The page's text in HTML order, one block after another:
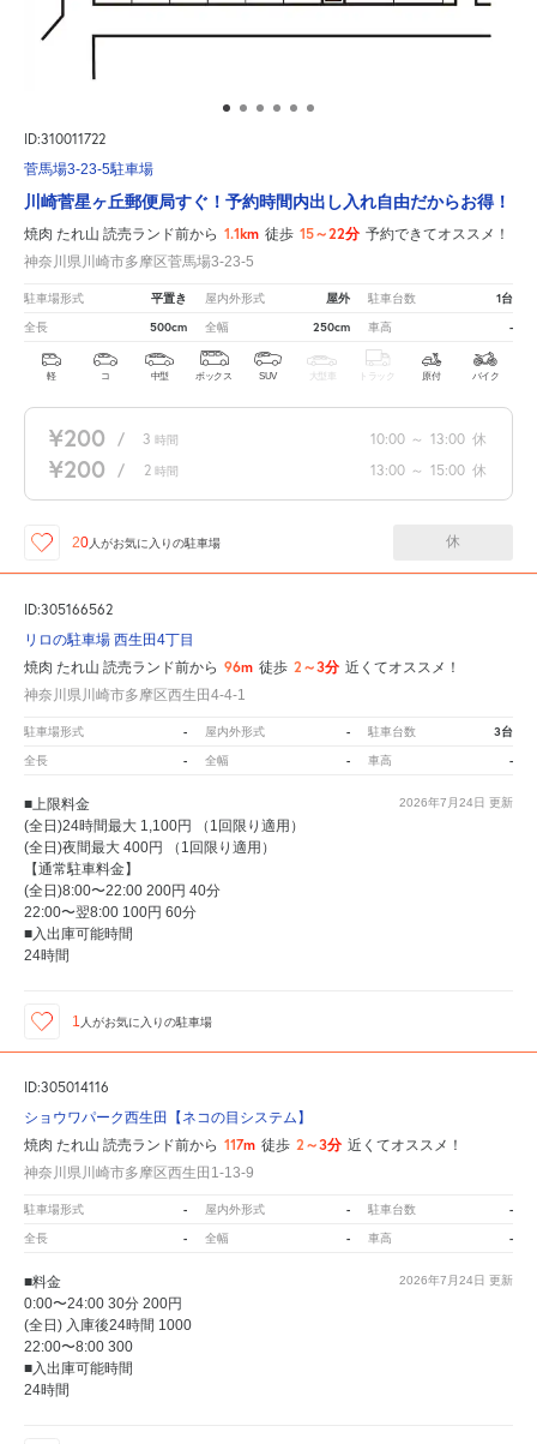
ID:310011722
菅馬場3-23-5駐車場
川崎菅星ヶ丘郵便局すぐ！予約時間内出し入れ自由だからお得！
焼肉 たれ山 読売ランド前から 1.1km 徒歩 15～22分 予約できてオススメ！
神奈川県川崎市多摩区菅馬場3-23-5
駐車場形式 平置き 屋内外形式 屋外 駐車台数 1台
全長 500cm 全幅 250cm 車高 -
軽 コ 中型 ボックス SUV 大型車 トラック 原付 バイク
¥200 / 3 時間 10:00 ～ 13:00 休
¥200 / 2 時間 13:00 ～ 15:00 休
20 人がお気に入りの駐車場 休
ID:305166562
リロの駐車場 西生田4丁目
焼肉 たれ山 読売ランド前から 96m 徒歩 2～3分 近くてオススメ！
神奈川県川崎市多摩区西生田4-4-1
駐車場形式 - 屋内外形式 - 駐車台数 3台
全長 - 全幅 - 車高 -
2026年7月24日 更新
■上限料金
(全日)24時間最大 1,100円 （1回限り適用）
(全日)夜間最大 400円 （1回限り適用）
【通常駐車料金】
(全日)8:00〜22:00 200円 40分
22:00〜翌8:00 100円 60分
■入出庫可能時間
24時間
1 人がお気に入りの駐車場
ID:305014116
ショウワパーク西生田【ネコの目システム】
焼肉 たれ山 読売ランド前から 117m 徒歩 2～3分 近くてオススメ！
神奈川県川崎市多摩区西生田1-13-9
駐車場形式 - 屋内外形式 - 駐車台数 -
全長 - 全幅 - 車高 -
2026年7月24日 更新
■料金
0:00〜24:00 30分 200円
(全日) 入庫後24時間 1000
22:00〜8:00 300
■入出庫可能時間
24時間